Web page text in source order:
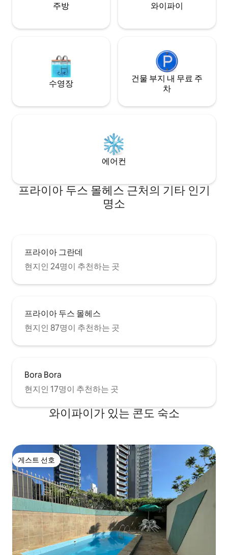
주방 와이파이
수영장
건물 부지 내 무료 주
차
에어컨
프라이아 두스 몰헤스 근처의 기타 인기
명소
프라이아 그란데
현지인 24명이 추천하는 곳
프라이아 두스 몰헤스
현지인 87명이 추천하는 곳
Bora Bora
현지인 17명이 추천하는 곳
와이파이가 있는 콘도 숙소
게스트 선호
게스트 선호